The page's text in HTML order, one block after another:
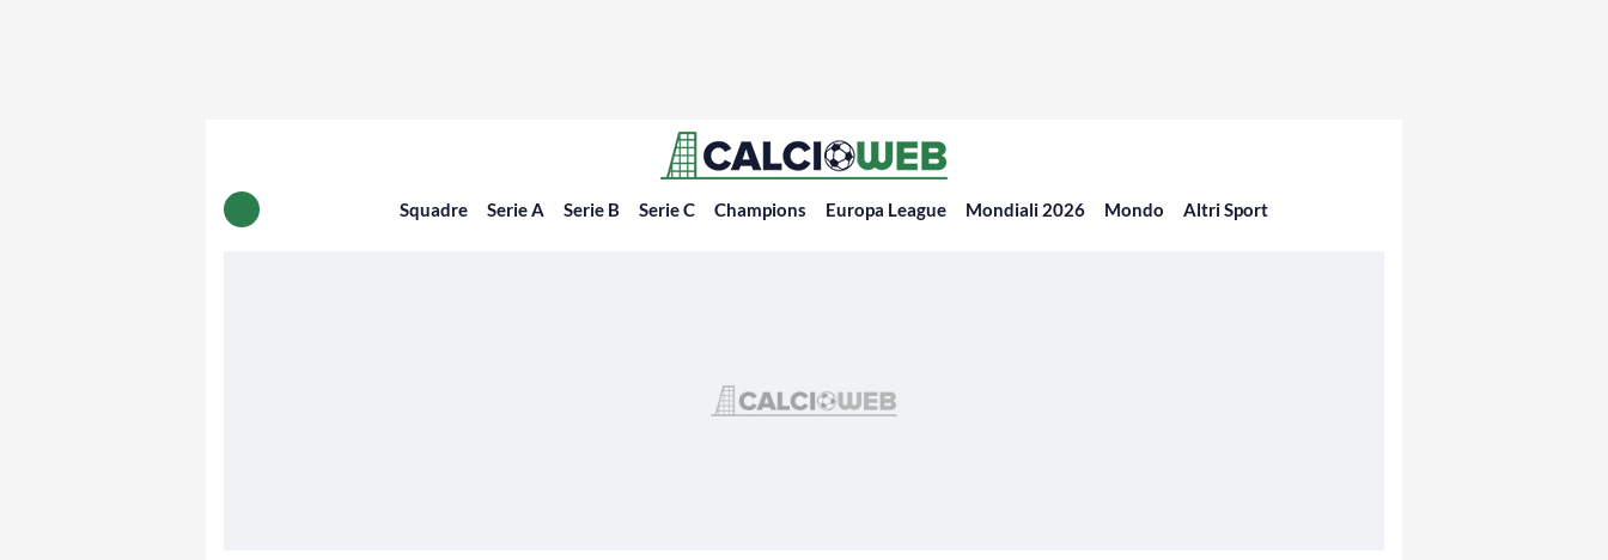
Squadre Serie A Serie B Serie C Champions Europa League Mondiali 2026 Mondo Altri Sport